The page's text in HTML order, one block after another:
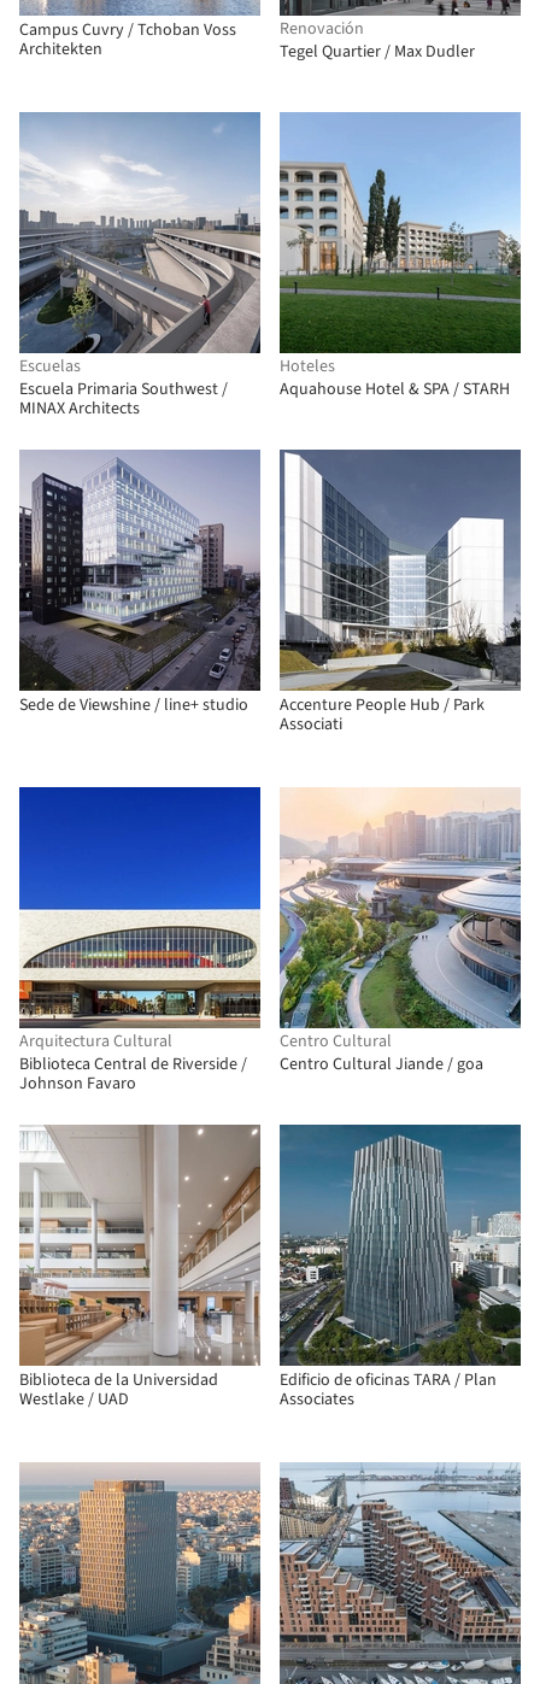
Campus Cuvry / Tchoban Voss
Architekten
Renovación
Tegel Quartier / Max Dudler
Escuelas
Escuela Primaria Southwest /
MINAX Architects
Hoteles
Aquahouse Hotel & SPA / STARH
Sede de Viewshine / line+ studio
Accenture People Hub / Park
Associati
Arquitectura Cultural
Biblioteca Central de Riverside /
Johnson Favaro
Centro Cultural
Centro Cultural Jiande / goa
Biblioteca de la Universidad
Westlake / UAD
Edificio de oficinas TARA / Plan
Associates